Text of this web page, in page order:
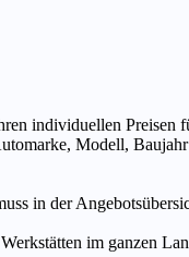
individuellen
Modell,
in der
im ganzen